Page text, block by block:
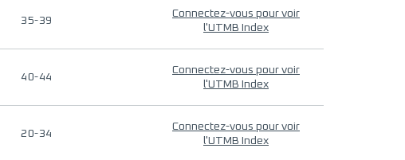
35-39
Connectez-vous pour voir
l'UTMB Index
40-44
Connectez-vous pour voir
l'UTMB Index
20-34
Connectez-vous pour voir
l'UTMB Index